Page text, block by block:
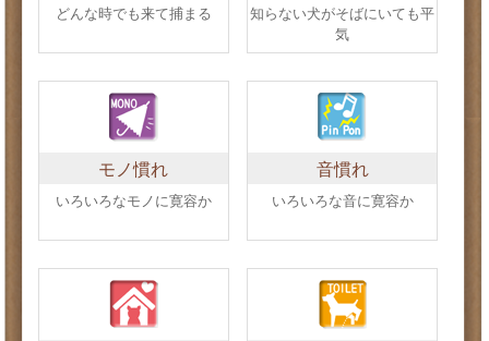
どんな時でも来て捕まる
知らない犬がそばにいても平
気
モノ慣れ
いろいろなモノに寛容か
音慣れ
いろいろな音に寛容か